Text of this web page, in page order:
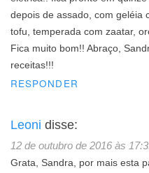
depois de assado, com geléia
tofu, temperada com zaatar,
Fica muito bom!! Abraço,
receitas!!!
RESPONDER
Leoni disse:
12 de outubro de 2016 às
Grata, Sandra, por mais esta